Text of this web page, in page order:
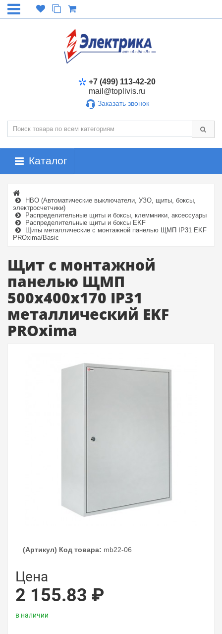
+7 (499) 113-42-20
mail@toplivis.ru
Заказать звонок
Каталог
НВО (Автоматические выключатели, УЗО, щиты, боксы,
электросчетчики)
Распределительные щиты и боксы, клеммники, аксессуары
Распределительные щиты и боксы EKF
Щиты металлические с монтажной панелью ЩМП IP31 EKF
PROxima/Basic
Щит с монтажной
панелью ЩМП
500х400х170 IP31
металлический EKF
PROxima
(Артикул) Код товара: mb22-06
Цена
2 155.83 ₽
в наличии